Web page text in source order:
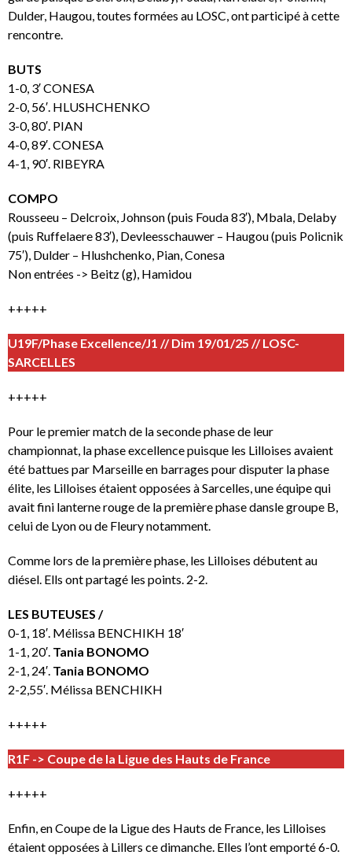
Dulder, Haugou, toutes formées au LOSC, ont participé à cette
rencontre.
BUTS
1-0, 3′ CONESA
2-0, 56′. HLUSHCHENKO
3-0, 80′. PIAN
4-0, 89′. CONESA
4-1, 90′. RIBEYRA
COMPO
Rousseeu – Delcroix, Johnson (puis Fouda 83′), Mbala, Delaby
(puis Ruffelaere 83′), Devleesschauwer – Haugou (puis Policnik
75′), Dulder – Hlushchenko, Pian, Conesa
Non entrées -> Beitz (g), Hamidou
+++++
U19F/Phase Excellence/J1 // Dim 19/01/25 // LOSC-
SARCELLES
+++++
Pour le premier match de la seconde phase de leur
championnat, la phase excellence puisque les Lilloises avaient
été battues par Marseille en barrages pour disputer la phase
élite, les Lilloises étaient opposées à Sarcelles, une équipe qui
avait fini lanterne rouge de la première phase dansle groupe B,
celui de Lyon ou de Fleury notamment.
Comme lors de la première phase, les Lilloises débutent au
diésel. Ells ont partagé les points. 2-2.
LES BUTEUSES /
0-1, 18′. Mélissa BENCHIKH 18′
1-1, 20′. Tania BONOMO
2-1, 24′. Tania BONOMO
2-2,55′. Mélissa BENCHIKH
+++++
R1F -> Coupe de la Ligue des Hauts de France
+++++
Enfin, en Coupe de la Ligue des Hauts de France, les Lilloises
étaient opposées à Lillers ce dimanche. Elles l’ont emporté 6-0.